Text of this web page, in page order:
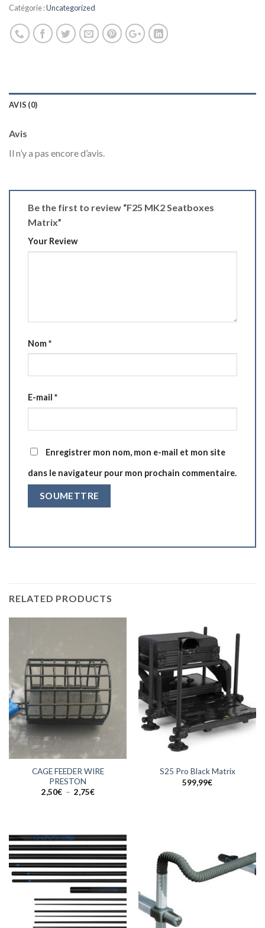
Catégorie :Uncategorized
AVIS (0)
Avis
Il n’y a pas encore d’avis.
Be the first to review “F25 MK2 Seatboxes
Matrix”
Your Review
Nom*
E-mail *
Enregistrer mon nom, mon e-mail et mon site
dans le navigateur pour mon prochain commentaire.
RELATED PRODUCTS
CAGE FEEDER WIRE
PRESTON
2,50€ – 2,75€Plage
S25 Pro Black Matrix
599,99€